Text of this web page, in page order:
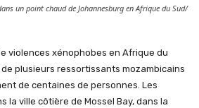
un point chaud de Johannesburg en Afrique du Sud/
violences xénophobes en Afrique du
plusieurs ressortissants mozambicains
de centaines de personnes. Les
la ville côtière de Mossel Bay, dans la